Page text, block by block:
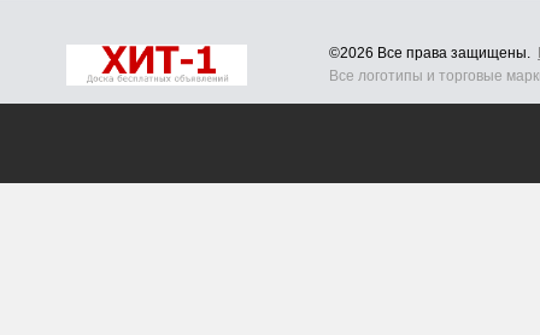
©2026 Все права защищены.
Все логотипы и торговые